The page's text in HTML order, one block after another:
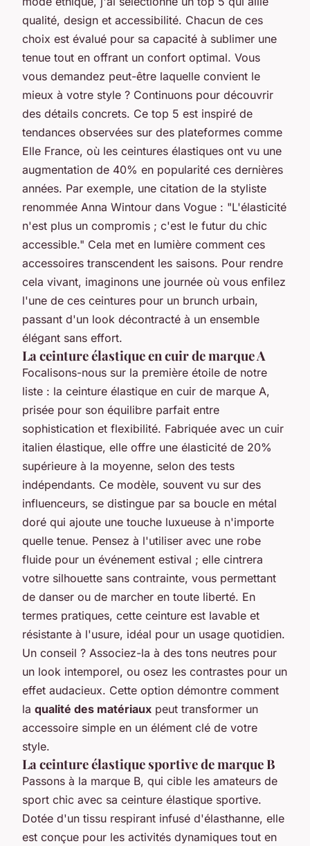
qualité, design et accessibilité. Chacun de ces
choix est évalué pour sa capacité à sublimer une
tenue tout en offrant un confort optimal. Vous
vous demandez peut-être laquelle convient le
mieux à votre style ? Continuons pour découvrir
des détails concrets. Ce top 5 est inspiré de
tendances observées sur des plateformes comme
Elle France, où les ceintures élastiques ont vu une
augmentation de 40% en popularité ces dernières
années. Par exemple, une citation de la styliste
renommée Anna Wintour dans Vogue : "L'élasticité
n'est plus un compromis ; c'est le futur du chic
accessible." Cela met en lumière comment ces
accessoires transcendent les saisons. Pour rendre
cela vivant, imaginons une journée où vous enfilez
l'une de ces ceintures pour un brunch urbain,
passant d'un look décontracté à un ensemble
élégant sans effort.
La ceinture élastique en cuir de marque A
Focalisons-nous sur la première étoile de notre
liste : la ceinture élastique en cuir de marque A,
prisée pour son équilibre parfait entre
sophistication et flexibilité. Fabriquée avec un cuir
italien élastique, elle offre une élasticité de 20%
supérieure à la moyenne, selon des tests
indépendants. Ce modèle, souvent vu sur des
influenceurs, se distingue par sa boucle en métal
doré qui ajoute une touche luxueuse à n'importe
quelle tenue. Pensez à l'utiliser avec une robe
fluide pour un événement estival ; elle cintrera
votre silhouette sans contrainte, vous permettant
de danser ou de marcher en toute liberté. En
termes pratiques, cette ceinture est lavable et
résistante à l'usure, idéal pour un usage quotidien.
Un conseil ? Associez-la à des tons neutres pour
un look intemporel, ou osez les contrastes pour un
effet audacieux. Cette option démontre comment
la qualité des matériaux peut transformer un
accessoire simple en un élément clé de votre
style.
La ceinture élastique sportive de marque B
Passons à la marque B, qui cible les amateurs de
sport chic avec sa ceinture élastique sportive.
Dotée d'un tissu respirant infusé d'élasthanne, elle
est conçue pour les activités dynamiques tout en